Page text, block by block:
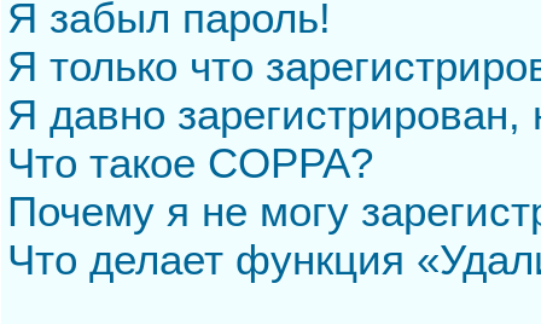
Я забыл пароль!
Я только что
Я давно
Что такое COPPA?
Почему я не могу
Что делает функция